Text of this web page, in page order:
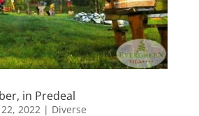
in Predeal
2022| Diverse